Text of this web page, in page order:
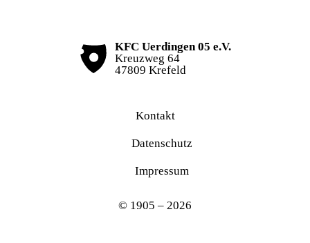
KFC Uerdingen 05 e.V.
Kreuzweg 64
47809 Krefeld
Kontakt
Datenschutz
Impressum
© 1905 – 2026